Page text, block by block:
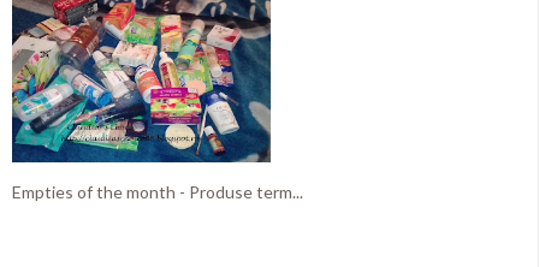
Empties of the month - Produse term...